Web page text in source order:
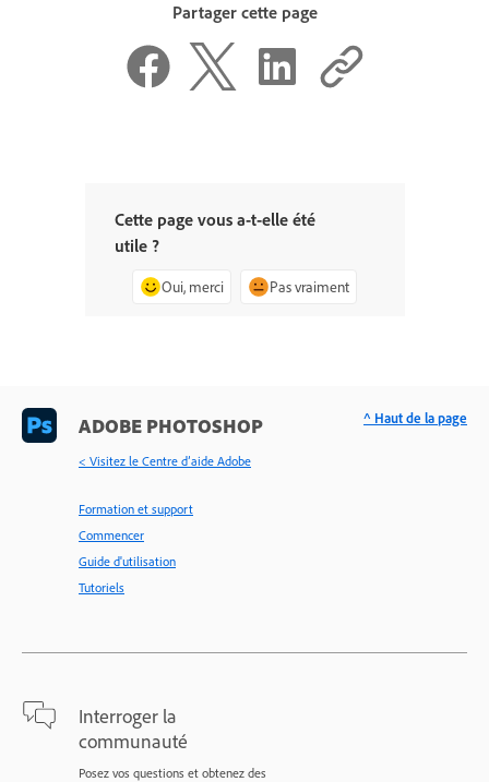
Partager cette page
Cette page vous a-t-elle été
utile ?
Oui, merci Pas vraiment
ADOBE PHOTOSHOP
< Visitez le Centre d’aide Adobe
Formation et support
Commencer
Guide d'utilisation
Tutoriels
Interroger la
communauté
Posez vos questions et obtenez des
^ Haut de la page